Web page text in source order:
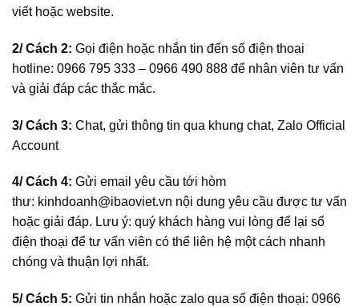
viết hoặc website.
2/ Cách 2: Gọi điện hoặc nhắn tin đến số điện thoại
hotline: 0966 795 333 – 0966 490 888 để nhân viên tư vấn
và giải đáp các thắc mắc.
3/ Cách 3: Chat, gửi thông tin qua khung chat, Zalo Official
Account
4/ Cách 4: Gửi email yêu cầu tới hòm
thư: kinhdoanh@ibaoviet.vn nội dung yêu cầu được tư vấn
hoặc giải đáp. Lưu ý: quý khách hàng vui lòng để lại số
điện thoại để tư vấn viên có thể liên hệ một cách nhanh
chóng và thuận lợi nhất.
5/ Cách 5: Gửi tin nhắn hoặc zalo qua số điện thoại: 0966